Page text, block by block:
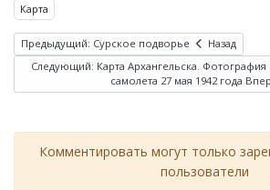
Карта
Предыдущий: Сурское подворье
Назад
Следующий: Карта Архангельска. Фотография
самолета 27 мая 1942 года
Комментировать могут только
пользователи